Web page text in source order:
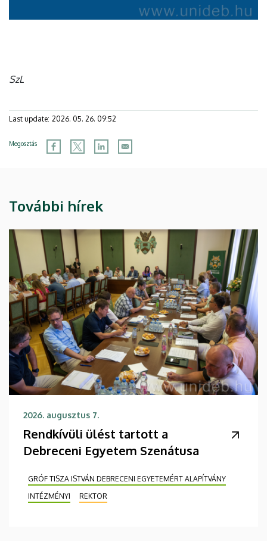
SzL
Last update: 2026. 05. 26. 09:52
Megosztás
További hírek
2026. augusztus 7.
Rendkívüli ülést tartott a
Debreceni Egyetem Szenátusa
GRÓF TISZA ISTVÁN DEBRECENI EGYETEMÉRT ALAPÍTVÁNY
INTÉZMÉNYI
REKTOR